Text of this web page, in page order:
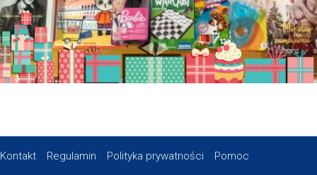
Kontakt Regulamin Polityka prywatności Pomoc